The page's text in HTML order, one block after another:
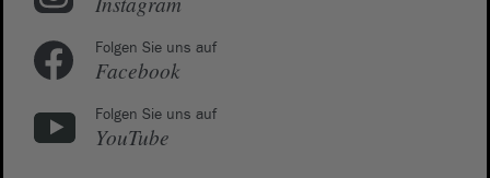
Folgen Sie uns auf
Facebook
Folgen Sie uns auf
YouTube